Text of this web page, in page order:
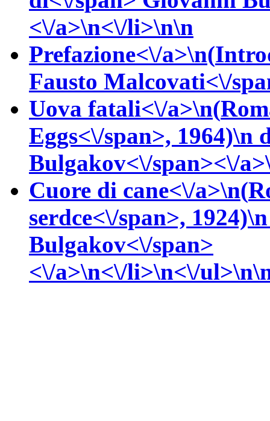
<\/a>\n<\/li>\n\n
Prefazione<\/a>\n(
Fausto Malcovati<\/
Uova fatali<\/a>\n(
Eggs<\/span>, 1964)\n
Bulgakov<\/span><\/
Cuore di cane<\/a>\n(
serdce<\/span>,
Bulgakov<\/span>
<\/a>\n<\/li>\n<\/